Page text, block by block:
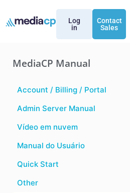
Log
in
Contact
Sales
MediaCP Manual
Account / Billing / Portal
Admin Server Manual
Vídeo em nuvem
Manual do Usuário
Quick Start
Other